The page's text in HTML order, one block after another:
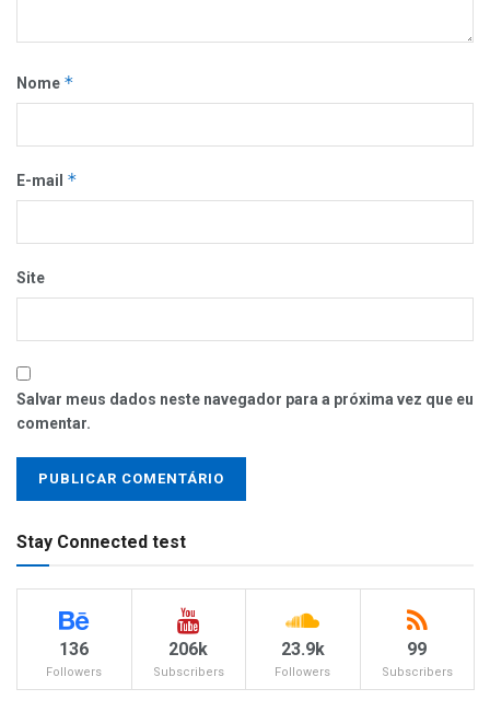
Nome *
E-mail *
Site
Salvar meus dados neste navegador para a próxima vez que eu
comentar.
Stay Connected test
136
Followers
206k
Subscribers
23.9k
Followers
99
Subscribers